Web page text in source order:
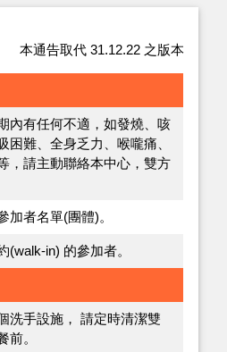
本通告取代 31.12.22 之版本
內有任何不適，如發燒、咳
困難、全身乏力、喉嚨痛、
，請主動聯絡本中心，雙方
加者名單(團體)。
(walk-in) 的參加者。
洗手設施， 請定時清潔雙
前。